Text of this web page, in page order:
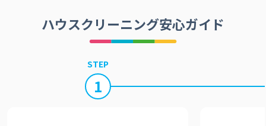
ハウスクリーニング安心ガイド
STEP
1